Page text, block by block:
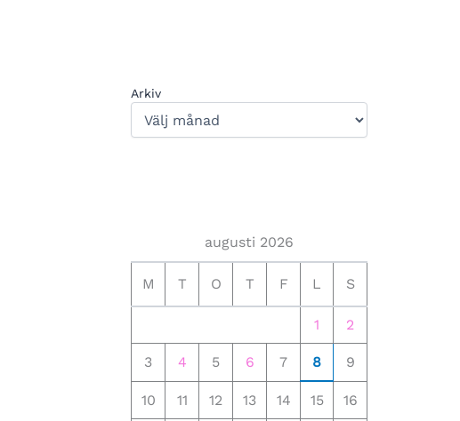
Arkiv
augusti 2026
M T O T F L S
1 2
3 4 5 6 7 8 9
10 11 12 13 14 15 16